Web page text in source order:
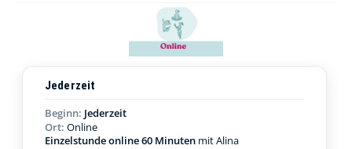
Jederzeit
Beginn: Jederzeit
Ort: Online
Einzelstunde online 60 Minuten mit Alina